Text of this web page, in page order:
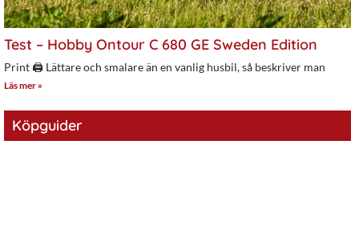
Test – Hobby Ontour C 680 GE Sweden Edition
Print 🖨 Lättare och smalare än en vanlig husbil, så beskriver man
Läs mer »
Köpguider